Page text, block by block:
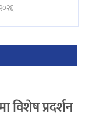
विशेष प्रदर्शन